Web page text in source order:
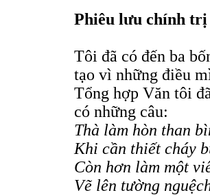
Phiêu lưu chính trị
Tôi đã có đến ba
tạo vì những điều
Tổng hợp Văn tôi
có những câu:
Thà làm hòn than
Khi cần thiết cháy
Còn hơn làm một
Vẽ lên tường